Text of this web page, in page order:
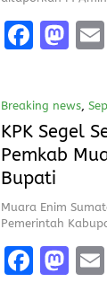
F
ce
b
o
o
k
M
o
d
n
Breaking news,
KPK Segel
Pemkab
Bupati
Muara Enim
Pemerintah
F
M